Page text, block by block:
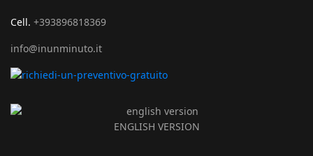
Cell. +393896818369
info@inunminuto.it
ENGLISH VERSION